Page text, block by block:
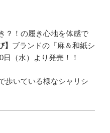
？！の履き心地を体感で
ブランドの『麻＆和紙シ
（水）より発売！！
歩いている様なシャリシ